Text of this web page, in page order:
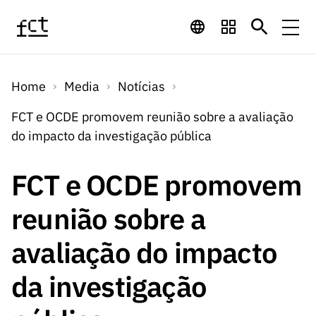
Financiamento
Programas de
Financiamento
Internacional
Prémios
LINKS
Computaç
Científico
Projetos
Concursos
Concursos Previstos
Concursos Fechados
Calendário de
Concursos FCT 2026
RÁPIDOS
Científico
Serviços
ServiçosServiços digitais:
Tecnologia para o
Conhecimento
Media
MediaNotícias
Notas de Imprensa
Sobre
Home Media
Notícias
FCT e OCDE promovem reunião sobre a avaliação
do impacto da investigação pública
FCT e OCDE promovem
reunião sobre a
avaliação do impacto
da investigação